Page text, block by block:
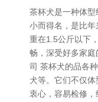
茶杯犬是一种体
小而得名，是比
重在1.5公斤以下
畅，深受好多家
司 茶杯犬的品各
犬等。它们不仅
衷心，容易检修